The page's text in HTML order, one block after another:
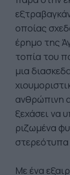
οποίας
έρημο της
τοπία του
μια
ανθρώπινη
ξεχάσει να
ριζωμένα
στερεότυπα
Με ένα